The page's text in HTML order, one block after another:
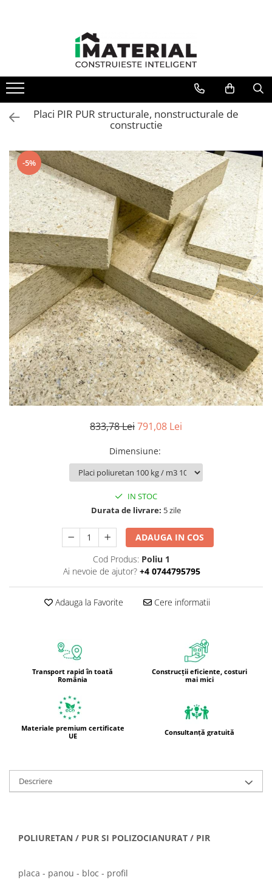
Placi PIR PUR structurale, nonstructurale de
constructie
-5%
833,78 Lei791,08 Lei
Dimensiune:
IN STOC
Durata de livrare: 5 zile
ADAUGA IN COS
Cod Produs: Poliu 1
Ai nevoie de ajutor? +4 0744795795
Adauga la Favorite Cere informatii
Transport rapid în toată
România
Construcții eficiente, costuri
mai mici
Materiale premium certificate
UE
Consultanță gratuită
Descriere
POLIURETAN / PUR SI POLIZOCIANURAT / PIR
placa - panou - bloc - profil